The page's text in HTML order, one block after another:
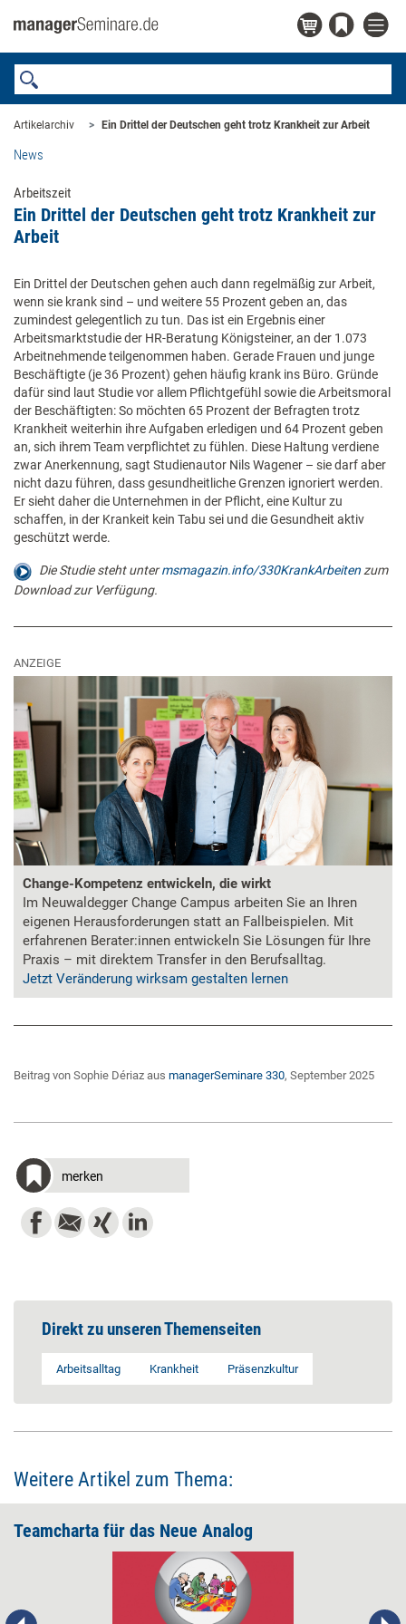
Artikelarchiv Ein Drittel der Deutschen geht trotz Krankheit zur Arbeit
News
Arbeitszeit
Ein Drittel der Deutschen geht trotz Krankheit zur
Arbeit
Ein Drittel der Deutschen gehen auch dann regelmäßig zur Arbeit,
wenn sie krank sind – und weitere 55 Prozent geben an, das
zumindest gelegentlich zu tun. Das ist ein Ergebnis einer
Arbeitsmarktstudie der HR-Beratung Königsteiner, an der 1.073
Arbeitnehmende teilgenommen haben. Gerade Frauen und junge
Beschäftigte (je 36 Prozent) gehen häufig krank ins Büro. Gründe
dafür sind laut Studie vor allem Pflichtgefühl sowie die Arbeitsmoral
der Beschäftigten: So möchten 65 Prozent der Befragten trotz
Krankheit weiterhin ihre Aufgaben erledigen und 64 Prozent geben
an, sich ihrem Team verpflichtet zu fühlen. Diese Haltung verdiene
zwar Anerkennung, sagt Studienautor Nils Wagener – sie darf aber
nicht dazu führen, dass gesundheitliche Grenzen ignoriert werden.
Er sieht daher die Unternehmen in der Pflicht, eine Kultur zu
schaffen, in der Krankeit kein Tabu sei und die Gesundheit aktiv
geschützt werde.
Die Studie steht untermsmagazin.info/330KrankArbeiten zum
Download zur Verfügung.
ANZEIGE
Change-Kompetenz entwickeln, die wirkt
Im Neuwaldegger Change Campus arbeiten Sie an Ihren
eigenen Herausforderungen statt an Fallbeispielen. Mit
erfahrenen Berater:innen entwickeln Sie Lösungen für Ihre
Praxis – mit direktem Transfer in den Berufsalltag.
Jetzt Veränderung wirksam gestalten lernen
Beitrag von Sophie Dériaz aus managerSeminare 330, September 2025
merken
Direkt zu unseren Themenseiten
Arbeitsalltag Krankheit Präsenzkultur
Weitere Artikel zum Thema:
Teamcharta für das Neue Analog